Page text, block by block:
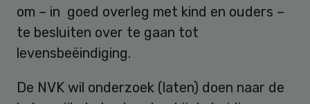
om – in goed overleg met kind en ouders –
te besluiten over te gaan tot
levensbeëindiging.
De NVK wil onderzoek (laten) doen naar de